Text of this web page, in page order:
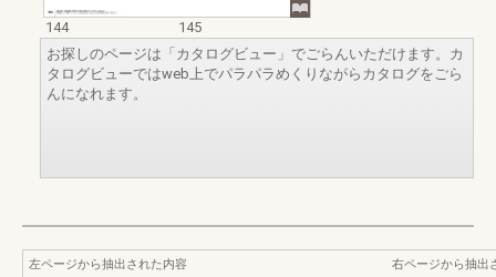
144
145
お探しのページは「カタログビュー」でごらんいただけます。カ
タログビューではweb上でパラパラめくりながらカタログをごら
んになれます。
左ページから抽出された内容
右ページから抽出